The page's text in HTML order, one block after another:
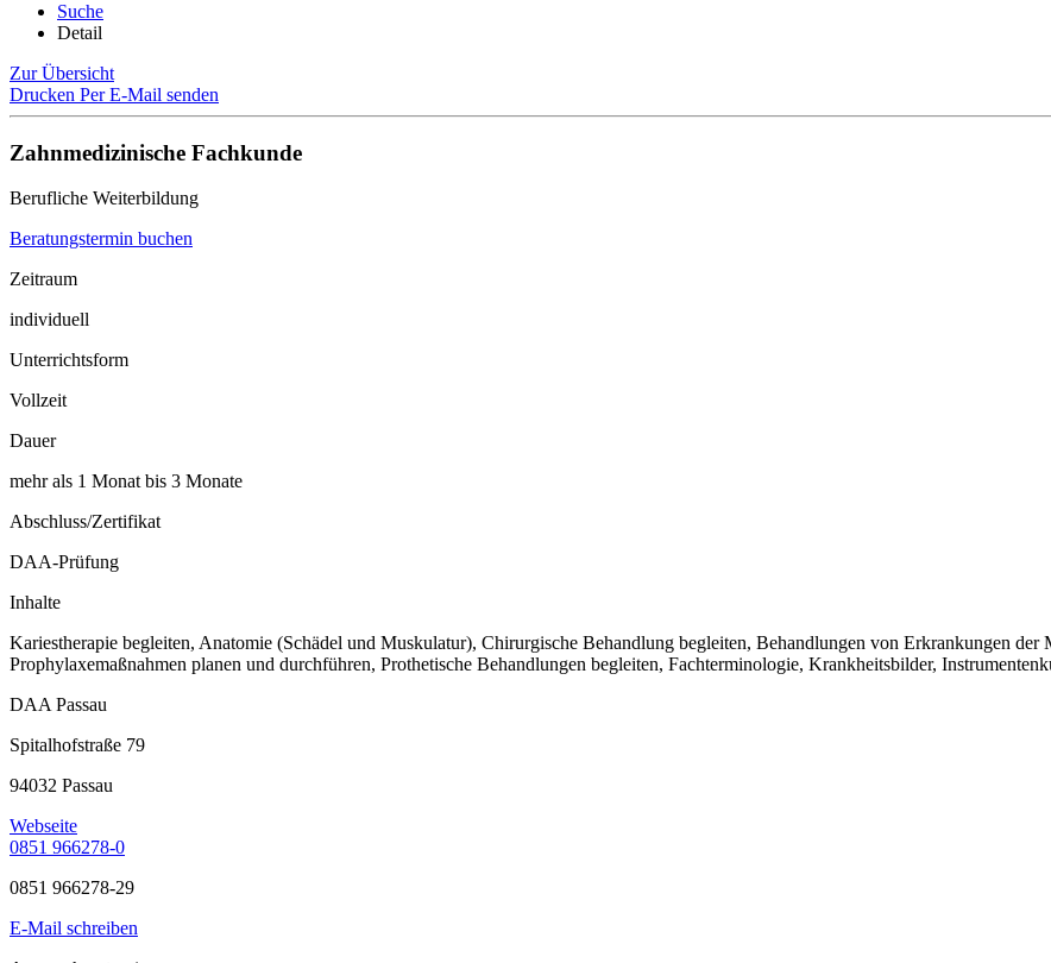
Suche
Detail
Zur Übersicht
Drucken Per E-Mail senden
Zahnmedizinische Fachkunde
Berufliche Weiterbildung
Beratungstermin buchen
Zeitraum
individuell
Unterrichtsform
Vollzeit
Dauer
mehr als 1 Monat bis 3 Monate
Abschluss/Zertifikat
DAA-Prüfung
Inhalte
Kariestherapie begleiten, Anatomie (Schädel und Muskulatur), Chirurgische Behandlung begleiten, Behandlungen von Erkrankungen der
Prophylaxemaßnahmen planen und durchführen, Prothetische Behandlungen begleiten, Fachterminologie, Krankheitsbilder,
DAA Passau
Spitalhofstraße 79
94032 Passau
Webseite
0851 966278-0
0851 966278-29
E-Mail schreiben